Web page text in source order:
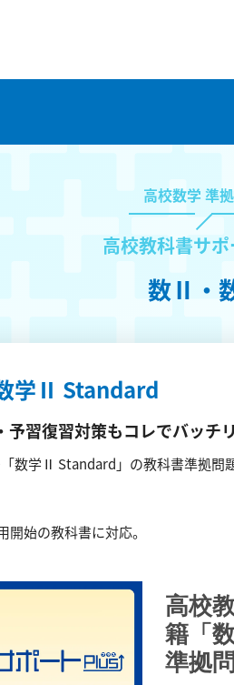
高校数学 準
高校教科書サ
数Ⅱ・
学Ⅱ Standard
習復習対策もコレでバッチ
数学Ⅱ Standard」の教科書準拠問
始の教科書に対応。